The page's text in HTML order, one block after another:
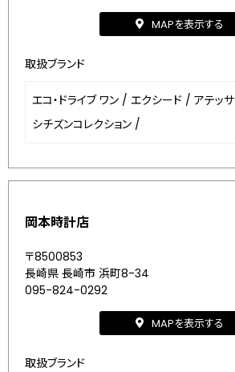
MAPを表示する
取扱ブランド
エコ・ドライブ ワン / エクシード / アテッサ
シチズンコレクション /
岡本時計店
〒8500853
長崎県 長崎市 浜町8-34
095-824-0292
MAPを表示する
取扱ブランド